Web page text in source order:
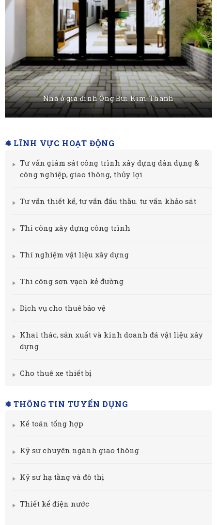
Nhà ở gia đình Ông Bùi Kim Thanh
❅ LĨNH VỰC HOẠT ĐỘNG
Tư vấn giám sát công trình xây dựng dân dụng &
công nghiệp, giao thông, thủy lợi
Tư vấn thiết kế, tư vấn đấu thầu. tư vấn khảo sát
Thi công xây dựng công trình
Thí nghiệm vật liệu xây dựng
Thi công sơn vạch kẻ đường
Dịch vụ cho thuê bảo vệ
Khai thác, sản xuất và kinh doanh đá vật liệu xây
dựng
Cho thuê xe thiết bị
❅ THÔNG TIN TUYỂN DỤNG
Kế toán tổng hợp
Kỹ sư chuyên ngành giao thông
Kỹ sư hạ tầng và đô thị
Thiết kế điện nước